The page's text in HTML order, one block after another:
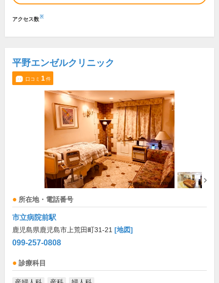
アクセス数※
平野エンゼルクリニック
口コミ 1件
所在地・電話番号
市立病院前駅
鹿児島県鹿児島市上荒田町31-21 [地図]
099-257-0808
診療科目